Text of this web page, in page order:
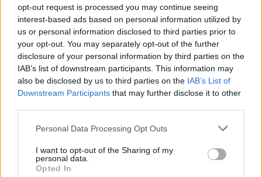
opt-out request is processed you may continue seeing
interest-based ads based on personal information utilized by
us or personal information disclosed to third parties prior to
your opt-out. You may separately opt-out of the further
disclosure of your personal information by third parties on the
IAB’s list of downstream participants. This information may
also be disclosed by us to third parties on the IAB’s List of
Downstream Participants that may further disclose it to other
Please note that this website/app uses one or more Google
not limited to your visit or usage behaviour. You may click to
grant or deny consent to Google and its third-party tags to
use your data for below specified purposes in below Google
Personal Data Processing Opt Outs
I want to opt-out of the Sharing of my
personal data.
Opted In
POTREBBE INTERESSARTI
Christmas World a Roma, la
Capitale ospiterà il villaggio
natalizio più grande d’Europa
4 anni fa
Alla Galleria Giovanni XXIII arriva
3 anni fa